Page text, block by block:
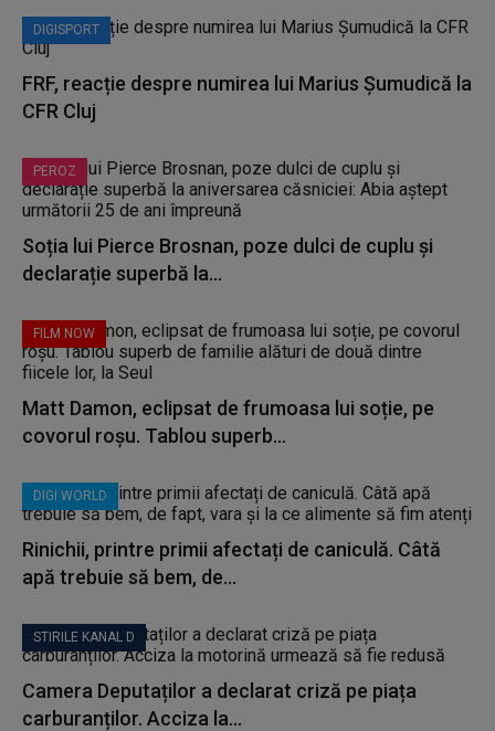
DIGISPORT
FRF, reacție despre numirea lui Marius Șumudică la
CFR Cluj
PEROZ
Soția lui Pierce Brosnan, poze dulci de cuplu și
declarație superbă la...
FILM NOW
Matt Damon, eclipsat de frumoasa lui soție, pe
covorul roșu. Tablou superb...
DIGI WORLD
Rinichii, printre primii afectați de caniculă. Câtă
apă trebuie să bem, de...
STIRILE KANAL D
Camera Deputaților a declarat criză pe piața
carburanților. Acciza la...